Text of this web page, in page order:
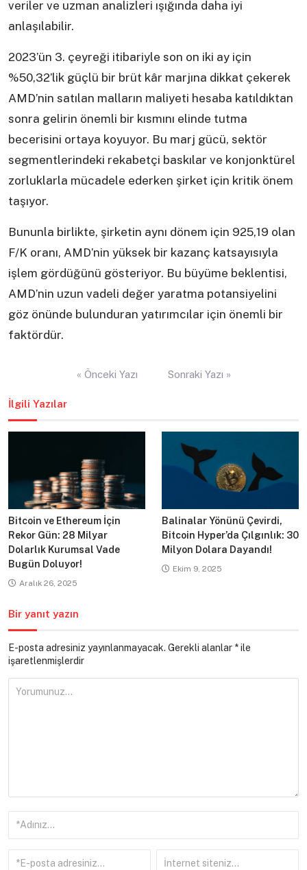
veriler ve uzman analizleri ışığında daha iyi
anlaşılabilir.
2023’ün 3. çeyreği itibariyle son on iki ay için
%50,32’lik güçlü bir brüt kâr marjına dikkat çekerek
AMD’nin satılan malların maliyeti hesaba katıldıktan
sonra gelirin önemli bir kısmını elinde tutma
becerisini ortaya koyuyor. Bu marj gücü, sektör
segmentlerindeki rekabetçi baskılar ve konjonktürel
zorluklarla mücadele ederken şirket için kritik önem
taşıyor.
Bununla birlikte, şirketin aynı dönem için 925,19 olan
F/K oranı, AMD’nin yüksek bir kazanç katsayısıyla
işlem gördüğünü gösteriyor. Bu büyüme beklentisi,
AMD’nin uzun vadeli değer yaratma potansiyelini
göz önünde bulunduran yatırımcılar için önemli bir
faktördür.
« Önceki Yazı Sonraki Yazı »
İlgili Yazılar
Bitcoin ve Ethereum İçin
Rekor Gün: 28 Milyar
Dolarlık Kurumsal Vade
Bugün Doluyor!
Aralık 26, 2025
Balinalar Yönünü Çevirdi,
Bitcoin Hyper’da Çılgınlık: 30
Milyon Dolara Dayandı!
Ekim 9, 2025
Bir yanıt yazın
E-posta adresiniz yayınlanmayacak. Gerekli alanlar *ile
işaretlenmişlerdir